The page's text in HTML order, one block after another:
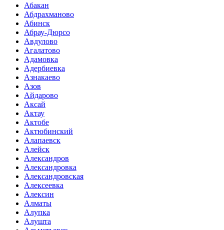
Абакан
Абдрахманово
Абинск
Абрау-Дюрсо
Авдулово
Агалатово
Адамовка
Адербиевка
Азнакаево
Азов
Айдарово
Аксай
Актау
Актобе
Актюбинский
Алапаевск
Алейск
Александров
Александровка
Александровская
Алексеевка
Алексин
Алматы
Алупка
Алушта